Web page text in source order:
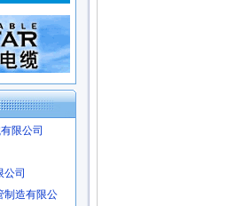
限公司